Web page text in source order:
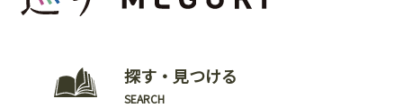
探す・見つける
SEARCH